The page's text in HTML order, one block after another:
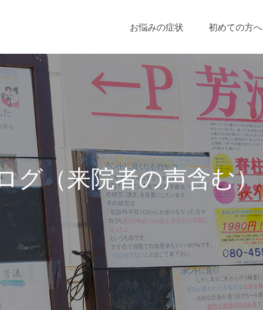
お悩みの症状 初めての方へ
グ（来院者の声含む）